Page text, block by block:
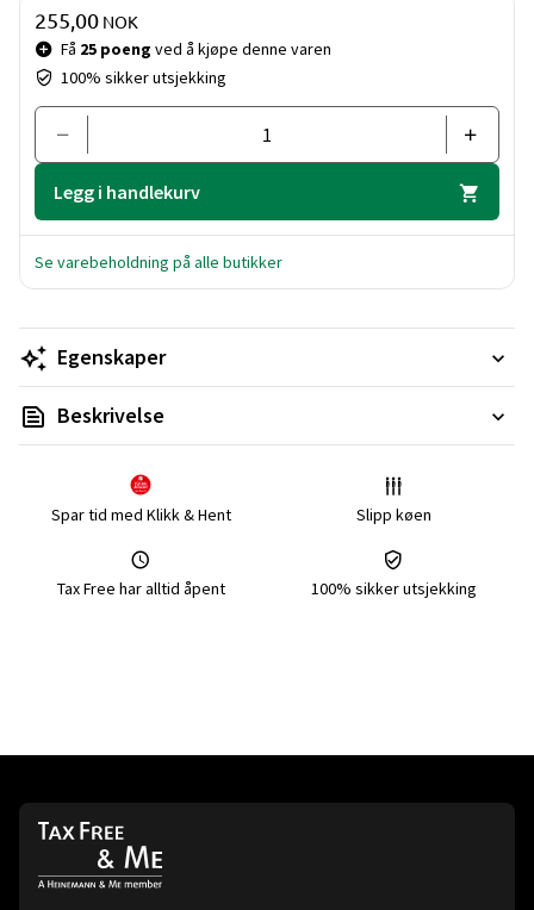
Pris og mengde
Få 25 poeng ved å kjøpe denne varen
100% sikker utsjekking
255,00 NOK
Legg i handlekurv
Se varebeholdning på alle butikker
Egenskaper
Beskrivelse
Spar tid med Klikk & Hent Slipp køen
Tax Free har alltid åpent 100% sikker utsjekking